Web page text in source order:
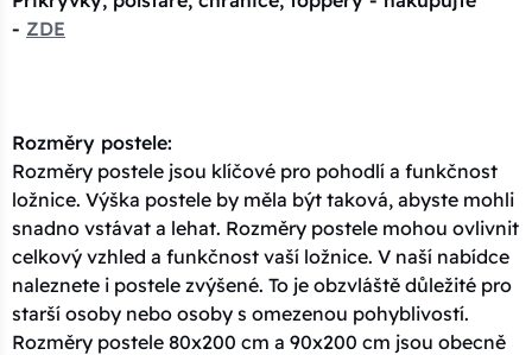
- ZDE
Rozměry postele:
Rozměry postele jsou klíčové pro pohodlí a funkčnost
ložnice. Výška postele by měla být taková, abyste mohli
snadno vstávat a lehat. Rozměry postele mohou ovlivnit
celkový vzhled a funkčnost vaší ložnice. V naší nabídce
naleznete i postele zvýšené. To je obzvláště důležité pro
starší osoby nebo osoby s omezenou pohyblivostí.
Rozměry postele 80x200 cm a 90x200 cm jsou obecně